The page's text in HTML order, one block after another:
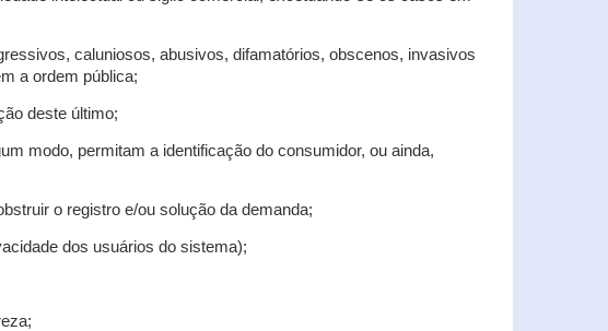
caluniosos, abusivos, difamatórios, obscenos, invasivos
a ordem pública;
deste último;
modo, permitam a identificação do consumidor, ou ainda,
o registro e/ou solução da demanda;
dos usuários do sistema);